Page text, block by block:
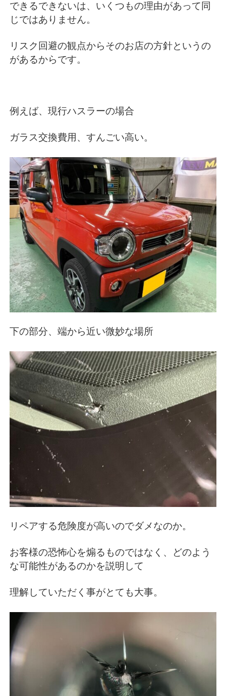
できるできないは、いくつもの理由があって同
じではありません。
リスク回避の観点からそのお店の方針というの
があるからです。
例えば、現行ハスラーの場合
ガラス交換費用、すんごい高い。
下の部分、端から近い微妙な場所
リペアする危険度が高いのでダメなのか。
お客様の恐怖心を煽るものではなく、どのよう
な可能性があるのかを説明して
理解していただく事がとても大事。